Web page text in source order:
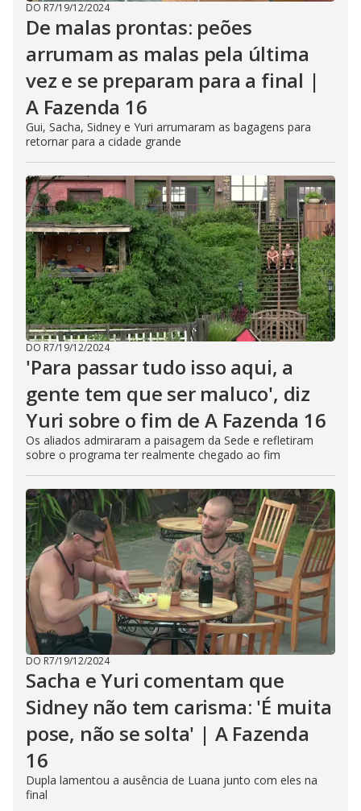
DO R7/19/12/2024
De malas prontas: peões
arrumam as malas pela última
vez e se preparam para a final |
A Fazenda 16
Gui, Sacha, Sidney e Yuri arrumaram as bagagens para
retornar para a cidade grande
DO R7/19/12/2024
'Para passar tudo isso aqui, a
gente tem que ser maluco', diz
Yuri sobre o fim de A Fazenda 16
Os aliados admiraram a paisagem da Sede e refletiram
sobre o programa ter realmente chegado ao fim
DO R7/19/12/2024
Sacha e Yuri comentam que
Sidney não tem carisma: 'É muita
pose, não se solta' | A Fazenda
16
Dupla lamentou a ausência de Luana junto com eles na
final